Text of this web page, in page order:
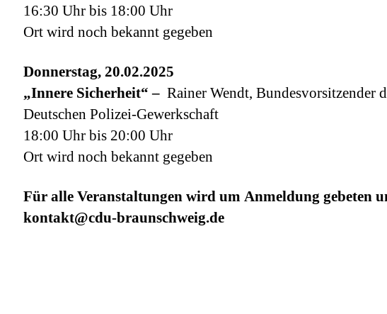
16:30 Uhr bis 18:00 Uhr
Ort wird noch bekannt gegeben
Donnerstag, 20.02.2025
„Innere Sicherheit“ – Rainer Wendt, Bundesvorsitzender
Deutschen Polizei-Gewerkschaft
18:00 Uhr bis 20:00 Uhr
Ort wird noch bekannt gegeben
Für alle Veranstaltungen wird um Anmeldung gebeten
kontakt@cdu-braunschweig.de